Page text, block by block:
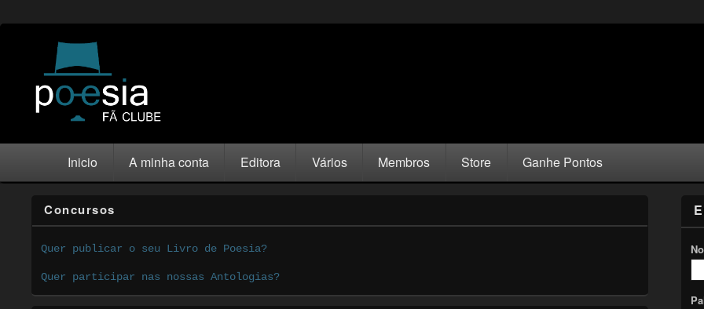
Inicio A minha conta Editora Vários Membros Store Ganhe Pontos
Concursos
Quer publicar o seu Livro de Poesia?
Quer participar nas nossas Antologias?